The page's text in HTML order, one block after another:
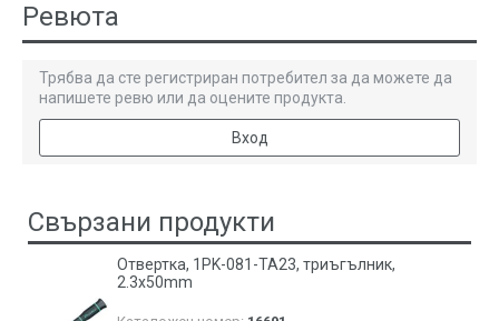
Ревюта
Трябва да сте регистриран потребител за да можете да
напишете ревю или да оцените продукта.
Вход
Свързани продукти
Отвертка, 1PK-081-TA23, триъгълник,
2.3x50mm